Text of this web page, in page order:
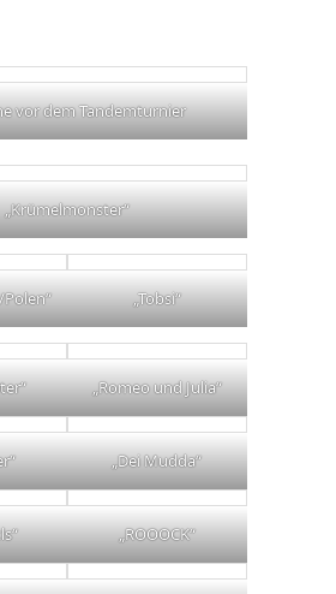
vor dem Tandemturnier
„Krümelmonster“
„Tobsi“
„Romeo und Julia“
„Dei Mudda“
„ROOOCK“